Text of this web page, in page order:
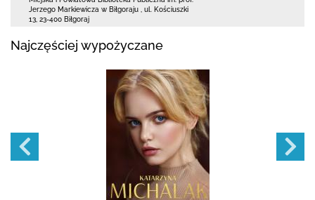
Jerzego Markiewicza w Biłgoraju
ul. Kościuszki
13 23-400 Biłgoraj
Najczęściej wypożyczane